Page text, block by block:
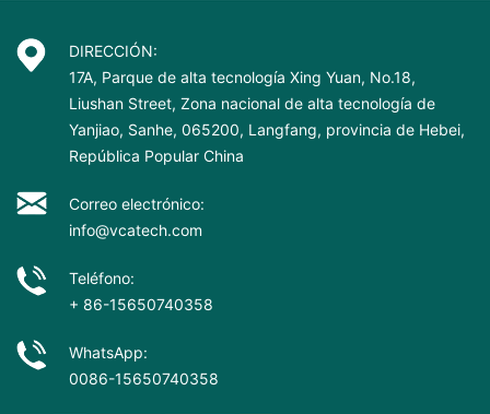
DIRECCIÓN:
17A, Parque de alta tecnología Xing Yuan, No.18,
Liushan Street, Zona nacional de alta tecnología de
Yanjiao, Sanhe, 065200, Langfang, provincia de Hebei,
República Popular China
Correo electrónico:
info@vcatech.com
Teléfono:
+ 86-15650740358
WhatsApp:
0086-15650740358